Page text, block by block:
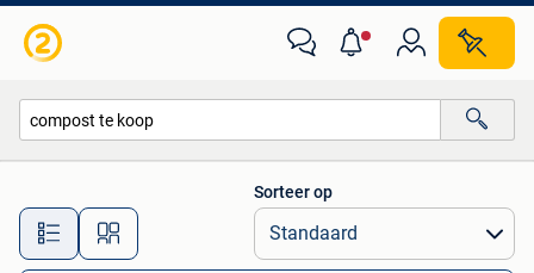
Alle afstanden…
Sorteer op